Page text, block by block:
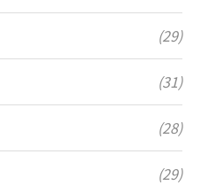
(29)
(31)
(28)
(29)